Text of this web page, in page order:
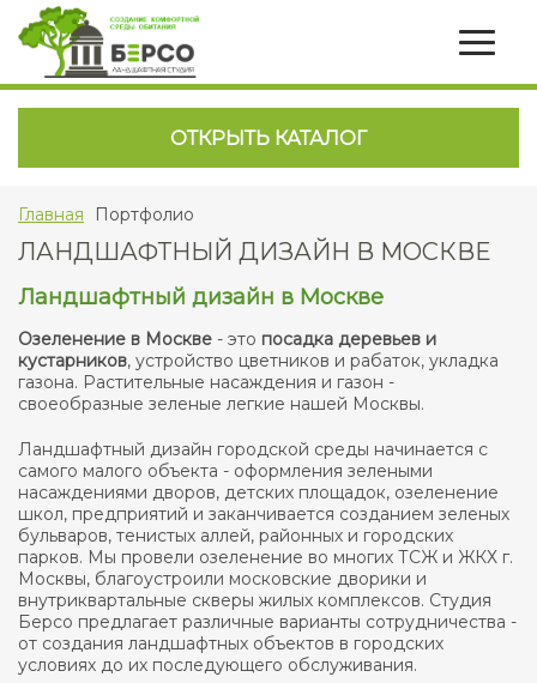
ОТКРЫТЬ КАТАЛОГ
Главная Портфолио
ЛАНДШАФТНЫЙ ДИЗАЙН В МОСКВЕ
Ландшафтный дизайн в Москве
Озеленение в Москве - это посадка деревьев и
кустарников, устройство цветников и рабаток, укладка
газона. Растительные насаждения и газон -
своеобразные зеленые легкие нашей Москвы.
Ландшафтный дизайн городской среды начинается с
самого малого объекта - оформления зелеными
насаждениями дворов, детских площадок, озеленение
школ, предприятий и заканчивается созданием зеленых
бульваров, тенистых аллей, районных и городских
парков. Мы провели озеленение во многих ТСЖ и ЖКХ г.
Москвы, благоустроили московские дворики и
внутриквартальные скверы жилых комплексов. Студия
Берсо предлагает различные варианты сотрудничества -
от создания ландшафтных объектов в городских
условиях до их последующего обслуживания.